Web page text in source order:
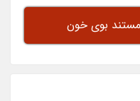
بوی خون